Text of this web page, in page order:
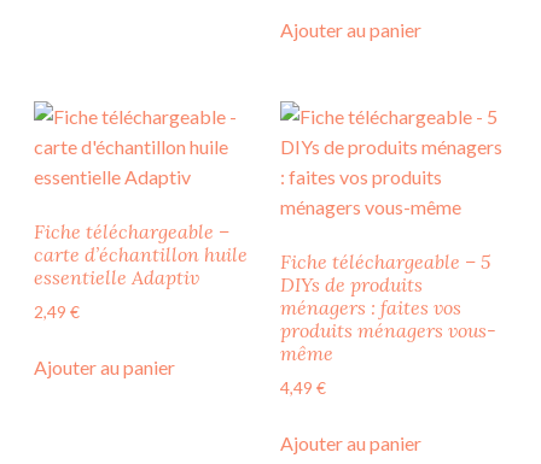
Ajouter au panier
Fiche téléchargeable –
carte d’échantillon huile
essentielle Adaptiv
2,49 €
Ajouter au panier
Fiche téléchargeable – 5
DIYs de produits
ménagers : faites vos
produits ménagers vous-
même
4,49 €
Ajouter au panier